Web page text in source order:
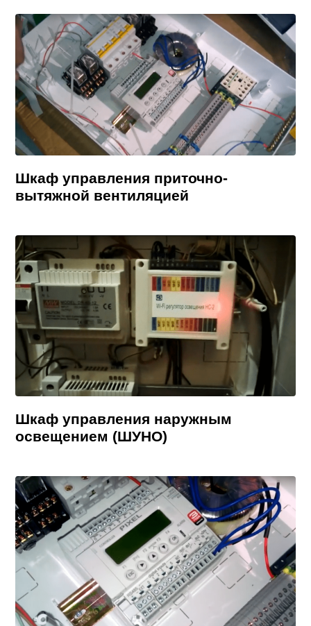
Шкаф управления приточно-
вытяжной вентиляцией
Шкаф управления наружным
освещением (ШУНО)